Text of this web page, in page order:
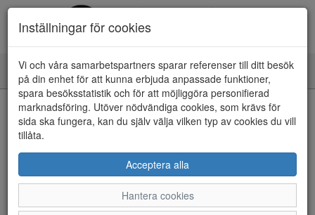
Toggle
navigation
HEM
Inställningar för cookies
Vi och våra samarbetspartners sparar referenser till ditt besök
på din enhet för att kunna erbjuda anpassade funktioner,
spara besöksstatistik och för att möjliggöra personifierad
marknadsföring. Utöver nödvändiga cookies, som krävs för
sida ska fungera, kan du själv välja vilken typ av cookies du vill
tillåta.
Acceptera alla
Hantera cookies